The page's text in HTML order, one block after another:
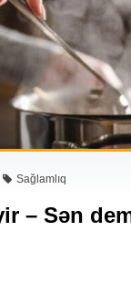
Sağlamlıq
– Sən